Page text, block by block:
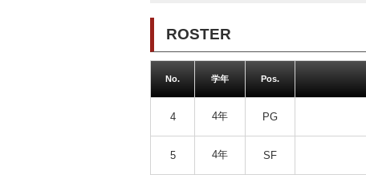
ROSTER
No. 学年 Pos.
4 4年 PG
5 4年 SF